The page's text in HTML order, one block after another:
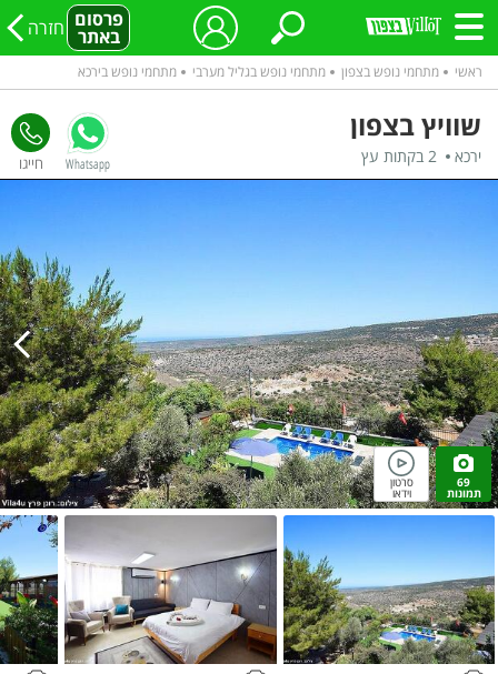
פרסום
באתר חזרה
ראשי מתחמי נופש בצפון מתחמי נופש בגליל מערבי מתחמי נופש בירכא
שוויץ בצפון
ירכא 2 בקתות עץ Whatsapp
69
תמונות
סרטון
וידאו